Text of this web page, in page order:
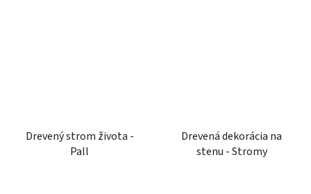
Drevený strom života -
Pall
Drevená dekorácia na
stenu - Stromy